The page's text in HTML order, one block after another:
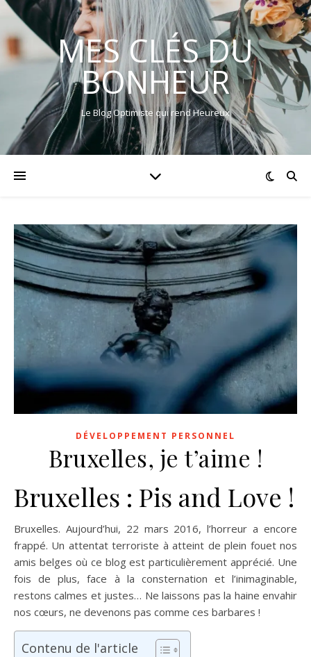
MES CLÉS DU
BONHEUR
Le Blog Optimiste qui rend Heureux
DÉVELOPPEMENT PERSONNEL
Bruxelles, je t’aime !
Bruxelles : Pis and Love !
Bruxelles. Aujourd’hui, 22 mars 2016, l’horreur a encore
frappé. Un attentat terroriste à atteint de plein fouet nos
amis belges où ce blog est particulièrement apprécié. Une
fois de plus, face à la consternation et l’inimaginable,
restons calmes et justes… Ne laissons pas la haine envahir
nos cœurs, ne devenons pas comme ces barbares !
Contenu de l'article